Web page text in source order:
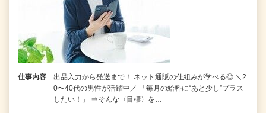
仕事内容
出品入力から発送まで！ ネット通販の仕組みが学べる◎ ＼2
0〜40代の男性が活躍中／ 「毎月の給料に“あと少し”プラス
したい！」 ⇒そんな〈目標〉を…